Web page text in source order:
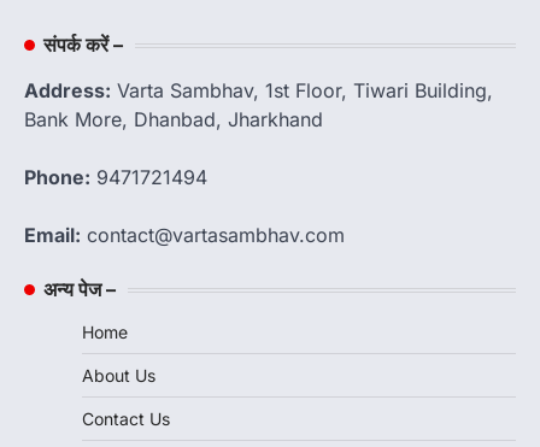
संपर्क करें –
Address: Varta Sambhav, 1st Floor, Tiwari Building,
Bank More, Dhanbad, Jharkhand
Phone: 9471721494
Email: contact@vartasambhav.com
अन्य पेज –
Home
About Us
Contact Us